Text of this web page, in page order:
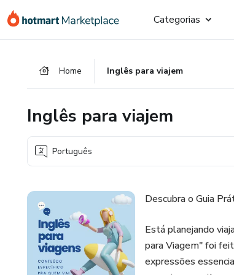
para
para
para
Categorias
Home Inglês para viajem
Inglês para viajem
Português
Descubra o Guia
Está planejando
para Viagem" foi
expressões